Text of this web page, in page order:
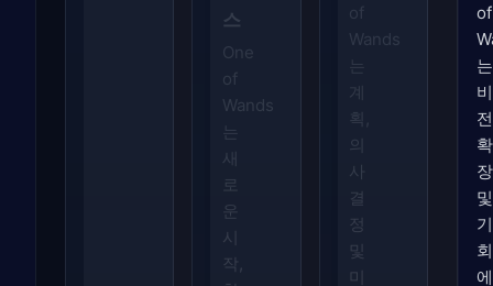
스
One
of
Wands
는
새
로
운
시
작,
of
Wands
는
계
획,
의
사
결
정
및
미
of
는
비
확
장
및
기
회
에